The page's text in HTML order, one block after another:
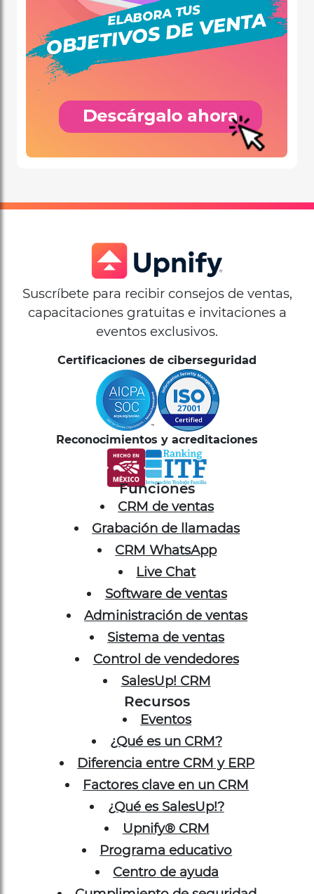
Suscríbete para recibir consejos de ventas,
capacitaciones gratuitas e invitaciones a
eventos exclusivos.
Certificaciones de ciberseguridad
Reconocimientos y acreditaciones
Funciones
CRM de ventas
Grabación de llamadas
CRM WhatsApp
Live Chat
Software de ventas
Administración de ventas
Sistema de ventas
Control de vendedores
SalesUp! CRM
Recursos
Eventos
¿Qué es un CRM?
Diferencia entre CRM y ERP
Factores clave en un CRM
¿Qué es SalesUp!?
Upnify® CRM
Programa educativo
Centro de ayuda